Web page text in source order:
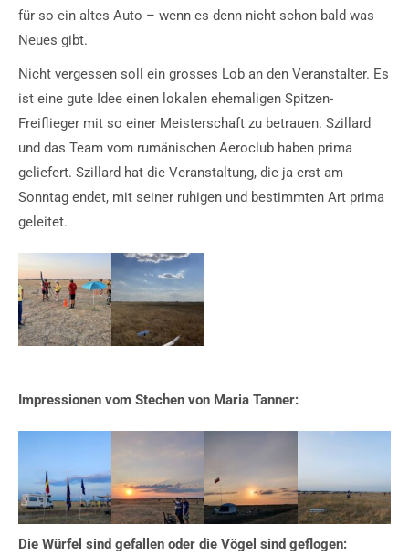
für so ein altes Auto – wenn es denn nicht schon bald was
Neues gibt.
Nicht vergessen soll ein grosses Lob an den Veranstalter. Es
ist eine gute Idee einen lokalen ehemaligen Spitzen-
Freiflieger mit so einer Meisterschaft zu betrauen. Szillard
und das Team vom rumänischen Aeroclub haben prima
geliefert. Szillard hat die Veranstaltung, die ja erst am
Sonntag endet, mit seiner ruhigen und bestimmten Art prima
geleitet.
Impressionen vom Stechen von Maria Tanner:
Die Würfel sind gefallen oder die Vögel sind geflogen: